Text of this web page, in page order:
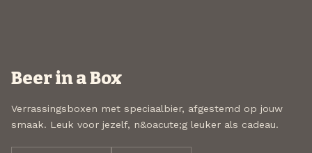
Beer in a Box
Verrassingsboxen met speciaalbier, afgestemd op jouw
smaak. Leuk voor jezelf, n&oacute;g leuker als cadeau.